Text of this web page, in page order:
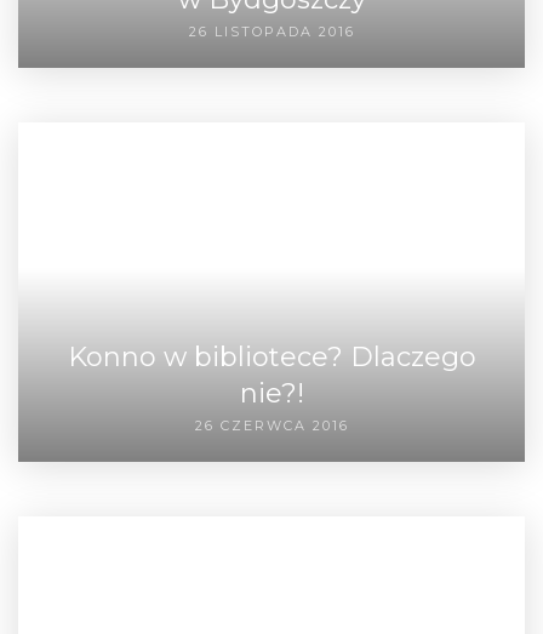
26 LISTOPADA 2016
Konno w bibliotece? Dlaczego
nie?!
26 CZERWCA 2016